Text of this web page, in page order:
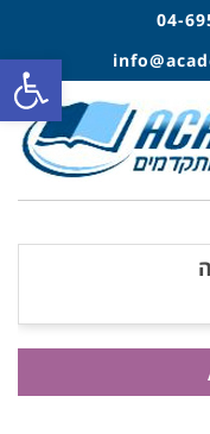
04-
פתח